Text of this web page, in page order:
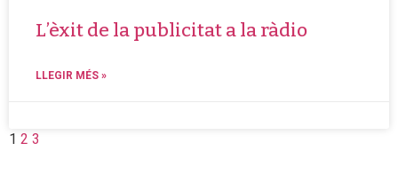
L’èxit de la publicitat a la ràdio
LLEGIR MÉS »
1 2 3